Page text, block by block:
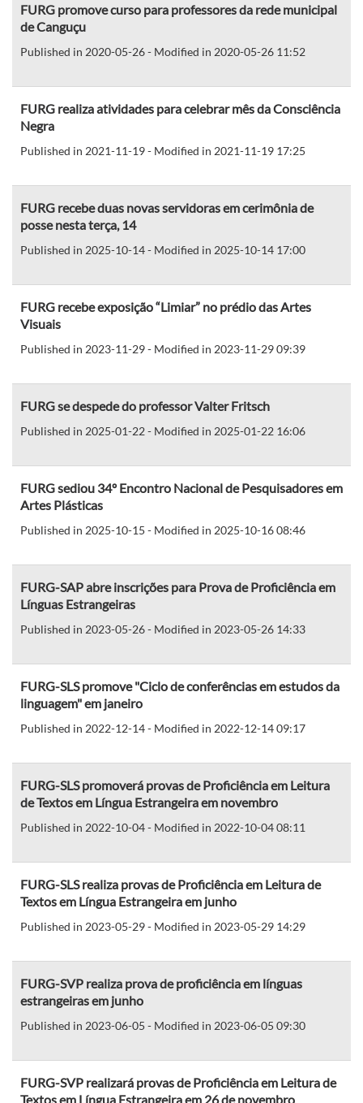
FURG promove curso para professores da rede municipal
de Canguçu
Published in 2020-05-26 - Modified in 2020-05-26 11:52
FURG realiza atividades para celebrar mês da Consciência
Negra
Published in 2021-11-19 - Modified in 2021-11-19 17:25
FURG recebe duas novas servidoras em cerimônia de
posse nesta terça, 14
Published in 2025-10-14 - Modified in 2025-10-14 17:00
FURG recebe exposição “Limiar” no prédio das Artes
Visuais
Published in 2023-11-29 - Modified in 2023-11-29 09:39
FURG se despede do professor Valter Fritsch
Published in 2025-01-22 - Modified in 2025-01-22 16:06
FURG sediou 34º Encontro Nacional de Pesquisadores em
Artes Plásticas
Published in 2025-10-15 - Modified in 2025-10-16 08:46
FURG-SAP abre inscrições para Prova de Proficiência em
Línguas Estrangeiras
Published in 2023-05-26 - Modified in 2023-05-26 14:33
FURG-SLS promove "Ciclo de conferências em estudos da
linguagem" em janeiro
Published in 2022-12-14 - Modified in 2022-12-14 09:17
FURG-SLS promoverá provas de Proficiência em Leitura
de Textos em Língua Estrangeira em novembro
Published in 2022-10-04 - Modified in 2022-10-04 08:11
FURG-SLS realiza provas de Proficiência em Leitura de
Textos em Língua Estrangeira em junho
Published in 2023-05-29 - Modified in 2023-05-29 14:29
FURG-SVP realiza prova de proficiência em línguas
estrangeiras em junho
Published in 2023-06-05 - Modified in 2023-06-05 09:30
FURG-SVP realizará provas de Proficiência em Leitura de
Textos em Língua Estrangeira em 26 de novembro